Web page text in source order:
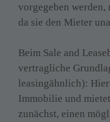
vorgegeben
da sie den Mieter
Beim Sale and
vertragliche
leasingähnlich):
Immobilie und
zunächst, einen